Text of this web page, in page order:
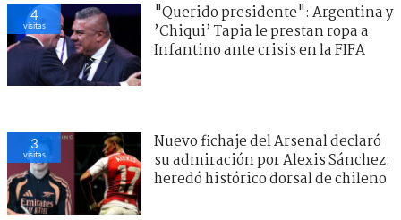
4
visitas
"Querido presidente": Argentina y
’Chiqui’ Tapia le prestan ropa a
Infantino ante crisis en la FIFA
3
visitas
Nuevo fichaje del Arsenal declaró
su admiración por Alexis Sánchez:
heredó histórico dorsal de chileno